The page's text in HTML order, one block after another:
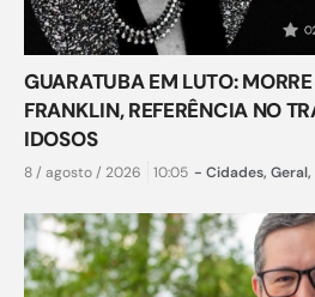
GUARATUBA EM LUTO:
FRANKLIN, REFERÊNCIA NO
IDOSOS
8 / agosto / 2026 10:05 - Cidades, Geral,